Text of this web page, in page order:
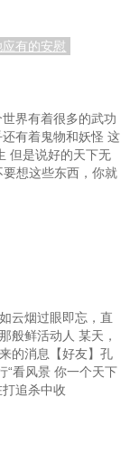
有的安慰
界有着很多的武功
有着鬼物和妖怪 这
但是说好的天下无
想这些东西，你就
云烟过眼即忘，直
般鲜活动人 某天，
的消息【好友】孔
“看风景 你一个天下
追杀中收